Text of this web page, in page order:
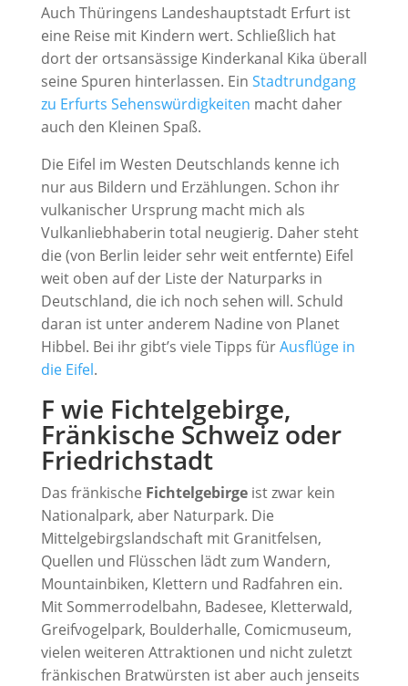
Auch Thüringens Landeshauptstadt Erfurt ist
eine Reise mit Kindern wert. Schließlich hat
dort der ortsansässige Kinderkanal Kika überall
seine Spuren hinterlassen. Ein Stadtrundgang
zu Erfurts Sehenswürdigkeiten macht daher
auch den Kleinen Spaß.
Die Eifel im Westen Deutschlands kenne ich
nur aus Bildern und Erzählungen. Schon ihr
vulkanischer Ursprung macht mich als
Vulkanliebhaberin total neugierig. Daher steht
die (von Berlin leider sehr weit entfernte) Eifel
weit oben auf der Liste der Naturparks in
Deutschland, die ich noch sehen will. Schuld
daran ist unter anderem Nadine von Planet
Hibbel. Bei ihr gibt’s viele Tipps fürAusflüge in
die Eifel.
F wie Fichtelgebirge,
Fränkische Schweiz oder
Friedrichstadt
Das fränkische Fichtelgebirgeist zwar kein
Nationalpark, aber Naturpark. Die
Mittelgebirgslandschaft mit Granitfelsen,
Quellen und Flüsschen lädt zum Wandern,
Mountainbiken, Klettern und Radfahren ein.
Mit Sommerrodelbahn, Badesee, Kletterwald,
Greifvogelpark, Boulderhalle, Comicmuseum,
vielen weiteren Attraktionen und nicht zuletzt
fränkischen Bratwürsten ist aber auch jenseits